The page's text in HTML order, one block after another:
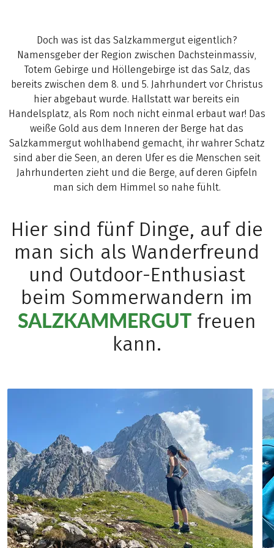
Doch was ist das Salzkammergut eigentlich?
Namensgeber der Region zwischen Dachsteinmassiv,
Totem Gebirge und Höllengebirge ist das Salz, das
bereits zwischen dem 8. und 5. Jahrhundert vor Christus
hier abgebaut wurde. Hallstatt war bereits ein
Handelsplatz, als Rom noch nicht einmal erbaut war! Das
weiße Gold aus dem Inneren der Berge hat das
Salzkammergut wohlhabend gemacht, ihr wahrer Schatz
sind aber die Seen, an deren Ufer es die Menschen seit
Jahrhunderten zieht und die Berge, auf deren Gipfeln
man sich dem Himmel so nahe fühlt.
Hier sind fünf Dinge, auf die
man sich als Wanderfreund
und Outdoor-Enthusiast
beim Sommerwandern im
SALZKAMMERGUTfreuen
kann.